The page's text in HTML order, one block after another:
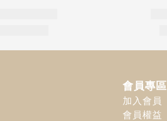
會員專區
加入會員
會員權益